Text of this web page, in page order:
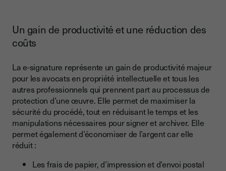
Un gain de productivité et une réduction des
coûts
La e-signature représente un gain de productivité majeur
pour les avocats en propriété intellectuelle et tous les
autres professionnels qui prennent part au processus de
protection d’une œuvre. Elle permet de maximiser la
sécurité du procédé, tout en réduisant le temps et les
manipulations nécessaires pour signer et archiver. Elle
permet également d’économiser de l’argent car elle
réduit :
Les frais de papier, d’impression et d’envoi postal